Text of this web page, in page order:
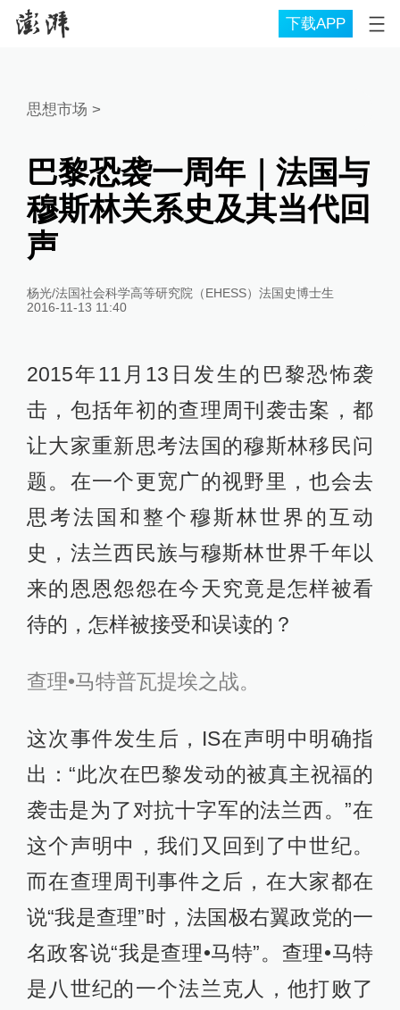
下载APP
思想市场 >
巴黎恐袭一周年｜法国与
穆斯林关系史及其当代回
声
杨光/法国社会科学高等研究院（EHESS）法国史博士生
2016-11-13 11:40
2015年11月13日发生的巴黎恐怖袭
击，包括年初的查理周刊袭击案，都
让大家重新思考法国的穆斯林移民问
题。在一个更宽广的视野里，也会去
思考法国和整个穆斯林世界的互动
史，法兰西民族与穆斯林世界千年以
来的恩恩怨怨在今天究竟是怎样被看
待的，怎样被接受和误读的？
查理•马特普瓦提埃之战。
这次事件发生后，IS在声明中明确指
出：“此次在巴黎发动的被真主祝福的
袭击是为了对抗十字军的法兰西。”在
这个声明中，我们又回到了中世纪。
而在查理周刊事件之后，在大家都在
说“我是查理”时，法国极右翼政党的一
名政客说“我是查理•马特”。查理•马特
是八世纪的一个法兰克人，他打败了